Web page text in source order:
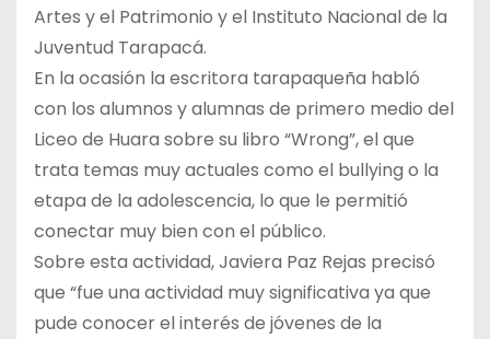
Artes y el Patrimonio y el Instituto Nacional de la
Juventud Tarapacá.
En la ocasión la escritora tarapaqueña habló
con los alumnos y alumnas de primero medio del
Liceo de Huara sobre su libro “Wrong”, el que
trata temas muy actuales como el bullying o la
etapa de la adolescencia, lo que le permitió
conectar muy bien con el público.
Sobre esta actividad, Javiera Paz Rejas precisó
que “fue una actividad muy significativa ya que
pude conocer el interés de jóvenes de la